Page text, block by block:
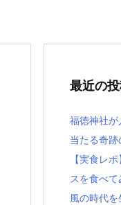
最近の
福徳神社
当たる奇跡
【実食レ
スを食べて
風の時代